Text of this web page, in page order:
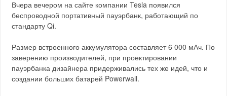
Вчера вечером на сайте компании Tesla появился
беспроводной портативный пауэрбанк, работающий по
стандарту Qi.
Размер встроенного аккумулятора составляет 6 000 мАч. По
заверению производителей, при проектировании
пауэрбанка дизайнера придерживались тех же идей, что и
создании больших батарей Powerwall.